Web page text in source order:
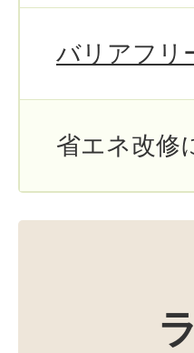
バリアフリ
省エネ改修